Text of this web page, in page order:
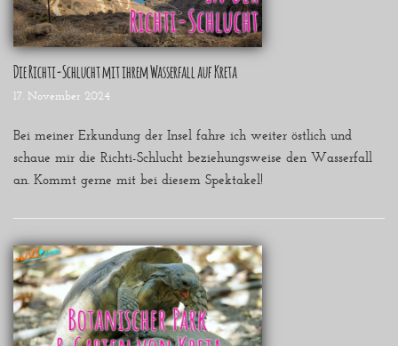
Die Richti-Schlucht mit ihrem Wasserfall auf Kreta
17. November 2024
Bei meiner Erkundung der Insel fahre ich weiter östlich und
schaue mir die Richti-Schlucht beziehungsweise den Wasserfall
an. Kommt gerne mit bei diesem Spektakel!